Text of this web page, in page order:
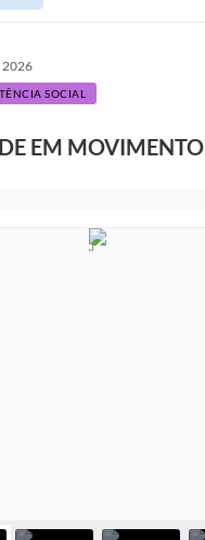
2026
SOCIAL
EM MOVIMENTO